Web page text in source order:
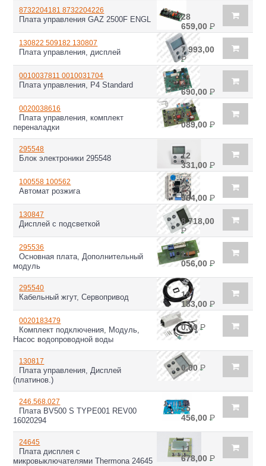
8732204181 8732204226
Плата управления GAZ 2500F ENGL
28
659,00 Р
130822 509182 130807
Плата управления, дисплей
7 993,00
Р
0010037811 0010031704
Плата управления, P4 Standard
21
690,00 Р
0020038616
Плата управления, комплект
переналадки
62
089,00 Р
295548
Блок электроники 295548
12
331,00 Р
100558 100562
Автомат розжига
22
964,00 Р
130847
Дисплей с подсветкой
8 718,00
Р
295536
Основная плата, Дополнительный
модуль
11
056,00 Р
295540
Кабельный жгут, Сервопривод
10
183,00 Р
0020183479
Комплект подключения, Модуль,
Насос водопроводной воды
0,00Р
130817
Плата управления, Дисплей
(платинов.)
0,00Р
246.568.027
Плата BV500 S TYPE001 REV00
16020294
25
456,00 Р
24645
Плата дисплея с
микровыключателями Thermona 24645
11
678,00 Р